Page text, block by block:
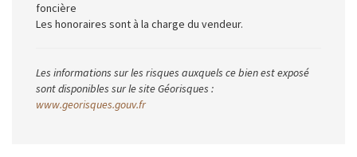
foncière
Les honoraires sont à la charge du vendeur.
Les informations sur les risques auxquels ce bien est exposé
sont disponibles sur le site Géorisques :
www.georisques.gouv.fr